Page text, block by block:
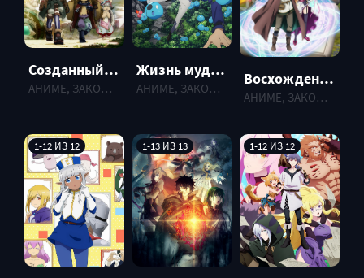
Созданный в Бездне: Солнце, вспыхнувшее в Золотом городе
АНИМЕ, ЗАКОНЧЕННЫЕ , 2022 г.
Жизнь мудреца в другом мире (2022)
АНИМЕ, ЗАКОНЧЕННЫЕ , 2022 г.
Восхождение чародея
АНИМЕ, ЗАКОНЧЕННЫЕ , 2022 г.
1-12 ИЗ 12 1-13 ИЗ 13 1-12 ИЗ 12